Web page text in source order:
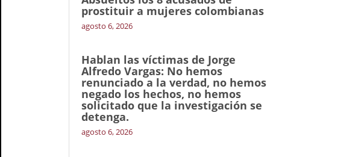
prostituir a mujeres colombianas
agosto 6, 2026
Hablan las víctimas de Jorge
Alfredo Vargas: No hemos
renunciado a la verdad, no hemos
negado los hechos, no hemos
solicitado que la investigación se
detenga.
agosto 6, 2026